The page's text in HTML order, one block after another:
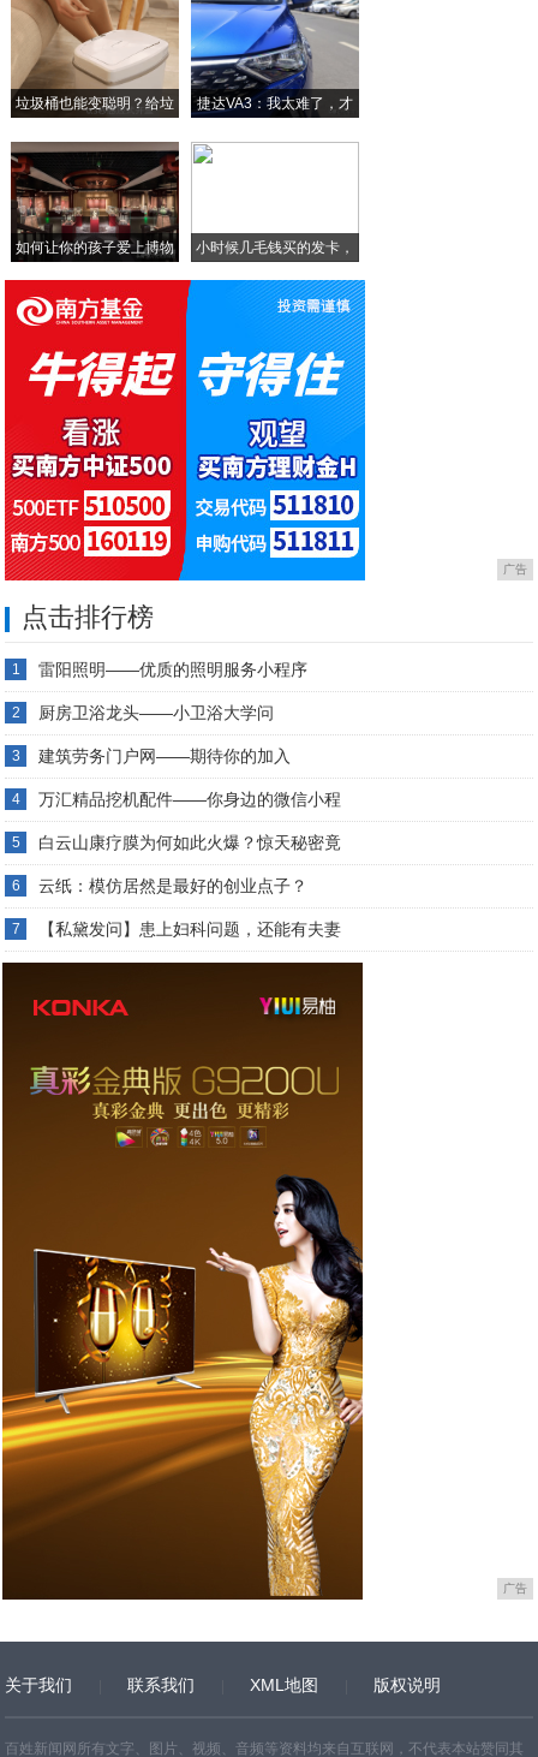
当“圈钱模式”崩塌，手游未来如何盈利？!
用手机只需两步，就能搞定路由器设置！!
手机外观设计未来发展的趋势!
垃圾桶也能变聪明？给垃
捷达VA3：我太难了，才
如何让你的孩子爱上博物
小时候几毛钱买的发卡，
广告
点击排行榜
1 雷阳照明——优质的照明服务小程序
2 厨房卫浴龙头——小卫浴大学问
3 建筑劳务门户网——期待你的加入
4 万汇精品挖机配件——你身边的微信小程
5 白云山康疗膜为何如此火爆？惊天秘密竟
6 云纸：模仿居然是最好的创业点子？
7 【私黛发问】患上妇科问题，还能有夫妻
广告
关于我们 联系我们 XML地图 版权说明
网站地图 TXT
百姓新闻网所有文字、图片、视频、音频等资料均来自互联网，不代表本站赞同其